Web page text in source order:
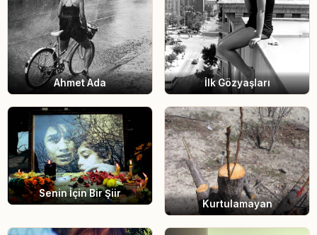
Ahmet Ada İlk Gözyaşları
Senin İçin Bir Şiir
Kurtulamayan